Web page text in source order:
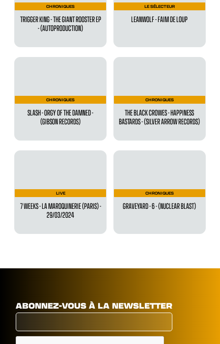
CHRONIQUES
TRIGGER KING - THE GIANT ROOSTER EP
- (AUTOPRODUCTION)
LE SÉLECTEUR
LEANWOLF - FAIM DE LOUP
CHRONIQUES
SLASH - ORGY OF THE DAMNED -
(GIBSON RECORDS)
CHRONIQUES
THE BLACK CROWES - HAPPINESS
BASTARDS - (SILVER ARROW RECORDS)
LIVE
7 WEEKS - LA MAROQUINERIE (PARIS) -
29/03/2024
CHRONIQUES
GRAVEYARD - 6 - (NUCLEAR BLAST)
ABONNEZ-VOUS À LA NEWSLETTER